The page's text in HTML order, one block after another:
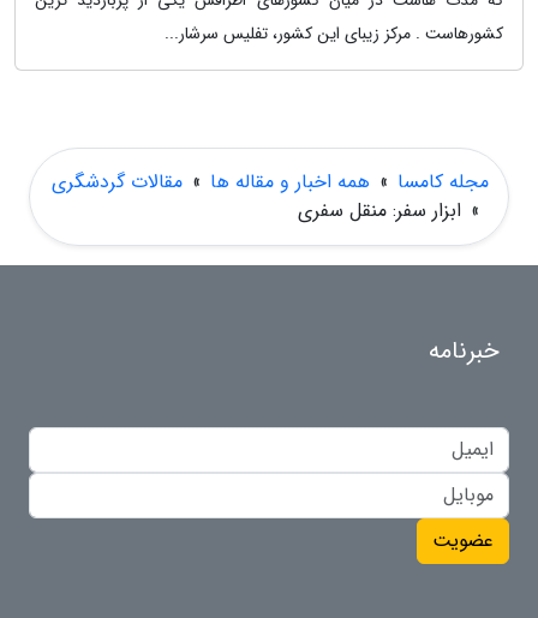
کشورهاست . مرکز زیبای این کشور، تفلیس سرشار...
مجله کامسا » همه اخبار و مقاله ها » مقالات گردشگری
» ابزار سفر: منقل سفری
خبرنامه
عضویت